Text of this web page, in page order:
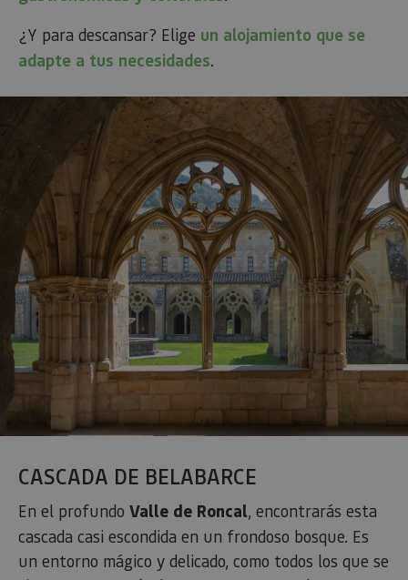
¿Y para descansar? Elige un alojamiento que se
adapte a tus necesidades.
CASCADA DE BELABARCE
En el profundo Valle de Roncal, encontrarás esta
cascada casi escondida en un frondoso bosque. Es
un entorno mágico y delicado, como todos los que se